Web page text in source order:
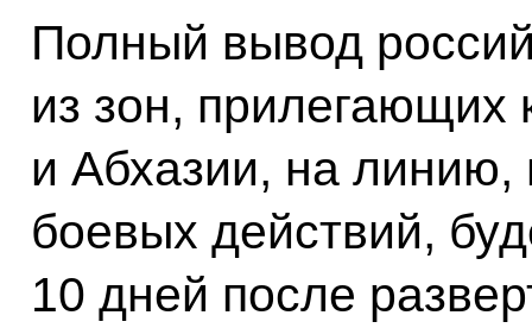
Полный вывод
из зон,
и Абхазии, на
боевых действий,
10 дней после